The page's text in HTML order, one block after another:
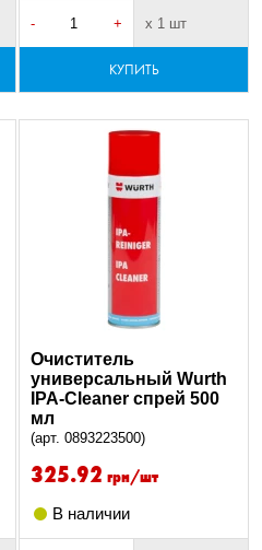
- + х 1 шт
КУПИТЬ
Очиститель
универсальный Wurth
IPA-Cleaner спрей 500
мл
(арт. 0893223500)
325.92 грн/шт
В наличии